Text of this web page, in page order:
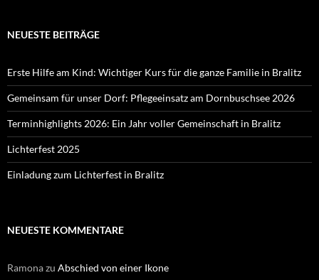
NEUESTE BEITRÄGE
Erste Hilfe am Kind: Wichtiger Kurs für die ganze Familie in Bralitz
Gemeinsam für unser Dorf: Pflegeeinsatz am Dornbuschsee 2026
Terminhighlights 2026: Ein Jahr voller Gemeinschaft in Bralitz
Lichterfest 2025
Einladung zum Lichterfest in Bralitz
NEUESTE KOMMENTARE
Ramonazu Abschied von einer Ikone